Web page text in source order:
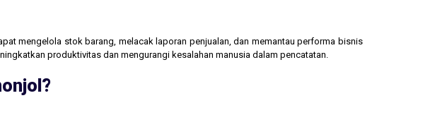
mengelola stok barang, melacak laporan penjualan, dan memantau performa bisnis
produktivitas dan mengurangi kesalahan manusia dalam pencatatan.